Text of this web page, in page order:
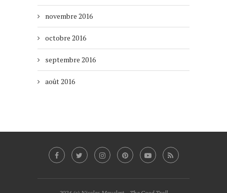
novembre 2016
octobre 2016
septembre 2016
août 2016